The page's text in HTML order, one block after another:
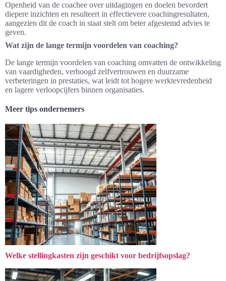
Openheid van de coachee over uitdagingen en doelen bevordert
diepere inzichten en resulteert in effectievere coachingresultaten,
aangezien dit de coach in staat stelt om beter afgestemd advies te
geven.
Wat zijn de lange termijn voordelen van coaching?
De lange termijn voordelen van coaching omvatten de ontwikkeling
van vaardigheden, verhoogd zelfvertrouwen en duurzame
verbeteringen in prestaties, wat leidt tot hogere werktevredenheid
en lagere verloopcijfers binnen organisaties.
Meer tips ondernemers
Welke stellingkasten zijn geschikt voor bedrijfsopslag?